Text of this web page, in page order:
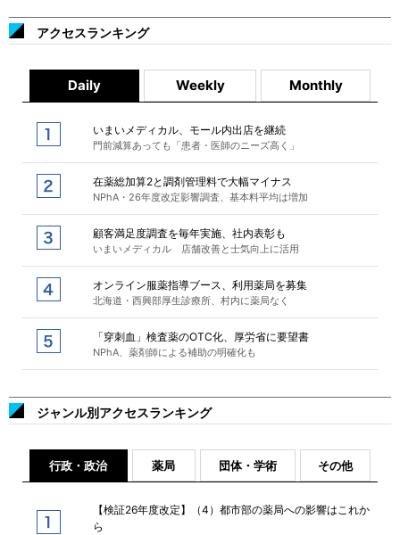
アクセスランキング
Daily Weekly Monthly
いまいメディカル、モール内出店を継続
門前減算あっても「患者・医師のニーズ高く」
在薬総加算2と調剤管理料で大幅マイナス
NPhA・26年度改定影響調査、基本料平均は増加
顧客満足度調査を毎年実施、社内表彰も
いまいメディカル 店舗改善と士気向上に活用
オンライン服薬指導ブース、利用薬局を募集
北海道・西興部厚生診療所、村内に薬局なく
「穿刺血」検査薬のOTC化、厚労省に要望書
NPhA、薬剤師による補助の明確化も
ジャンル別アクセスランキング
行政・政治 薬局 団体・学術 その他
【検証26年度改定】（4）都市部の薬局への影響はこれか
ら